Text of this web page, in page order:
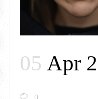
05 Apr
0